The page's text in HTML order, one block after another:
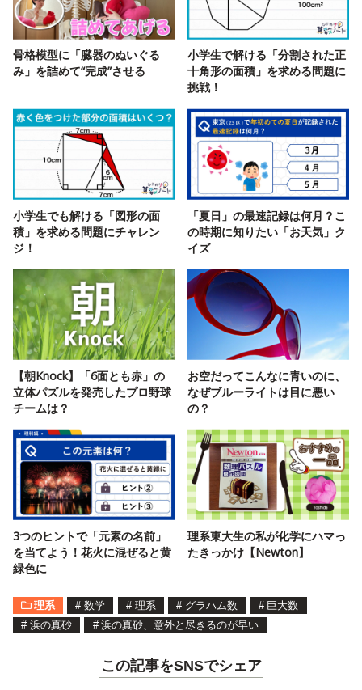
骨格模型に「臓器のぬいぐる
み」を詰めて“完成”させる
小学生で解ける「分割された正
十角形の面積」を求める問題に
挑戦！
小学生でも解ける「図形の面
積」を求める問題にチャレン
ジ！
「夏日」の最速記録は何月？こ
の時期に知りたい「お天気」ク
イズ
【朝Knock】「6面とも赤」の
立体パズルを発売したプロ野球
チームは？
お空だってこんなに青いのに、
なぜブルーライトは目に悪い
の？
3つのヒントで「元素の名前」
を当てよう！花火に混ぜると黄
緑色に
理系東大生の私が化学にハマっ
たきっかけ【Newton】
理系 # 数学 # 理系 # グラハム数 # 巨大数
# 浜の真砂 # 浜の真砂、意外と尽きるのが早い
この記事をSNSでシェア